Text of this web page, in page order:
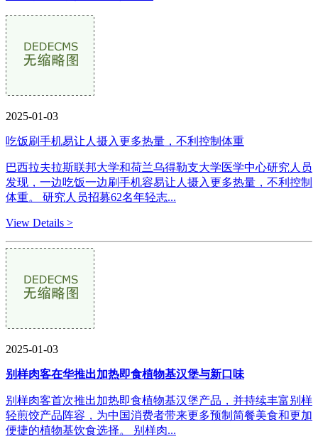
2025-01-03
吃饭刷手机易让人摄入更多热量，不利控制体重
巴西拉夫拉斯联邦大学和荷兰乌得勒支大学医学中心研究人员
发现，一边吃饭一边刷手机容易让人摄入更多热量，不利控制
体重。 研究人员招募62名年轻志...
View Details >
2025-01-03
别样肉客在华推出加热即食植物基汉堡与新口味
别样肉客首次推出加热即食植物基汉堡产品，并持续丰富别样
轻煎饺产品阵容，为中国消费者带来更多预制简餐美食和更加
便捷的植物基饮食选择。 别样肉...